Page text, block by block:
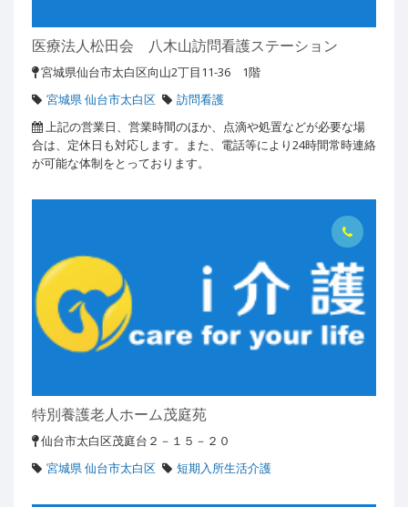
医療法人松田会 八木山訪問看護ステーション
宮城県仙台市太白区向山2丁目11-36 1階
宮城県 仙台市太白区
訪問看護
上記の営業日、営業時間のほか、点滴や処置などが必要な場
合は、定休日も対応します。また、電話等により24時間常時連絡
が可能な体制をとっております。
特別養護老人ホーム茂庭苑
仙台市太白区茂庭台２－１５－２０
宮城県 仙台市太白区
短期入所生活介護